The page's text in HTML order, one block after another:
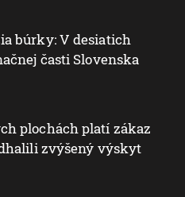
búrky: V desiatich
časti Slovenska
plochách platí zákaz
zvýšený výskyt